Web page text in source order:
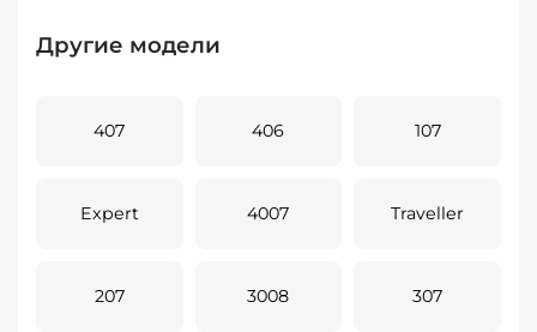
Другие модели
407 406 107
Expert 4007 Traveller
207 3008 307